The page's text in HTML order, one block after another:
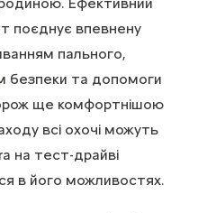
поєднує впевнену
пального,
безпеки та допомоги
ще комфортнішою
всі охочі можуть
на тест-драйві
в його можливостях.